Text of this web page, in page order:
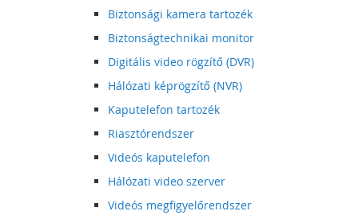
Biztonsági kamera tartozék
Biztonságtechnikai monitor
Digitális video rögzítő (DVR)
Hálózati képrögzítő (NVR)
Kaputelefon tartozék
Riasztórendszer
Videós kaputelefon
Hálózati video szerver
Videós megfigyelőrendszer